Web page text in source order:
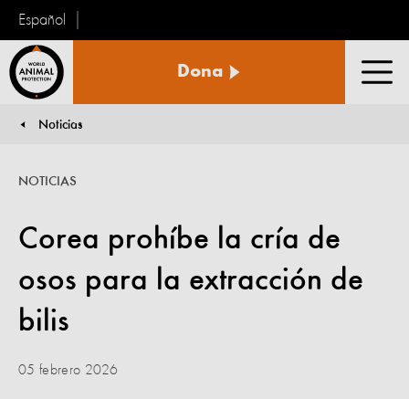
Español
Animal
Dona
Noticias
Corea prohíbe la cría de
osos para la extracción de
bilis
NOTICIAS
05 febrero 2026